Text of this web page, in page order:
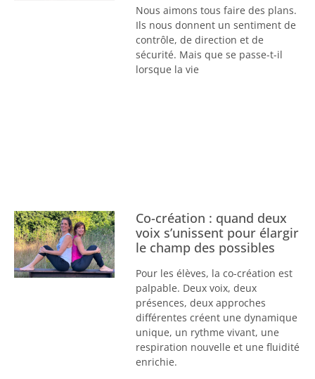
Nous aimons tous faire des plans.
Ils nous donnent un sentiment de
contrôle, de direction et de
sécurité. Mais que se passe-t-il
lorsque la vie
Co-création : quand deux
voix s’unissent pour élargir
le champ des possibles
Pour les élèves, la co-création est
palpable. Deux voix, deux
présences, deux approches
différentes créent une dynamique
unique, un rythme vivant, une
respiration nouvelle et une fluidité
enrichie.